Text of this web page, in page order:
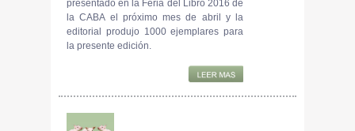
presentado en la Feria del Libro 2016 de
la CABA el próximo mes de abril y la
editorial produjo 1000 ejemplares para
la presente edición.